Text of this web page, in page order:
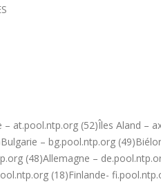
at.pool.ntp.org (52)Îles Aland –
– bg.pool.ntp.org
(48)Allemagne –
(18)Finlande-